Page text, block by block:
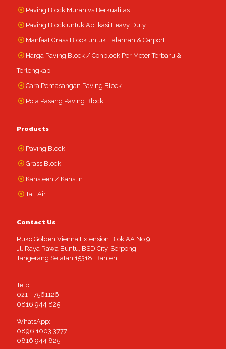
Paving Block Murah vs Berkualitas
Paving Block untuk Aplikasi Heavy Duty
Manfaat Grass Block untuk Halaman & Carport
Harga Paving Block / Conblock Per Meter Terbaru &
Terlengkap
Cara Pemasangan Paving Block
Pola Pasang Paving Block
Products
Paving Block
Grass Block
Kansteen / Kanstin
Tali Air
Contact Us
Ruko Golden Vienna Extension Blok AA No 9
Jl. Raya Rawa Buntu, BSD City, Serpong
Tangerang Selatan 15318, Banten
Telp:
021 - 7561126
0816 944 825
WhatsApp:
0896 1003 3777
0816 944 825